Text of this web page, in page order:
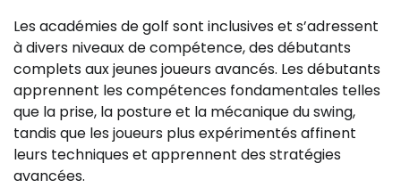
Les académies de golf sont inclusives et s’adressent
à divers niveaux de compétence, des débutants
complets aux jeunes joueurs avancés. Les débutants
apprennent les compétences fondamentales telles
que la prise, la posture et la mécanique du swing,
tandis que les joueurs plus expérimentés affinent
leurs techniques et apprennent des stratégies
avancées.